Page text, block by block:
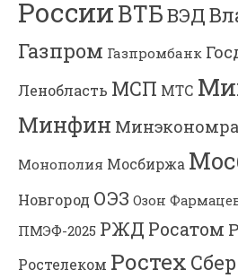
РоссииВТБВЭД
Газпром Газпромбанк
Ленобласть МСП МТС
Минфин
Монополия Мосбиржа
Новгород ОЭЗ Озон
ПМЭФ-2025 РЖД Росатом
Ростелеком Ростех Сбер